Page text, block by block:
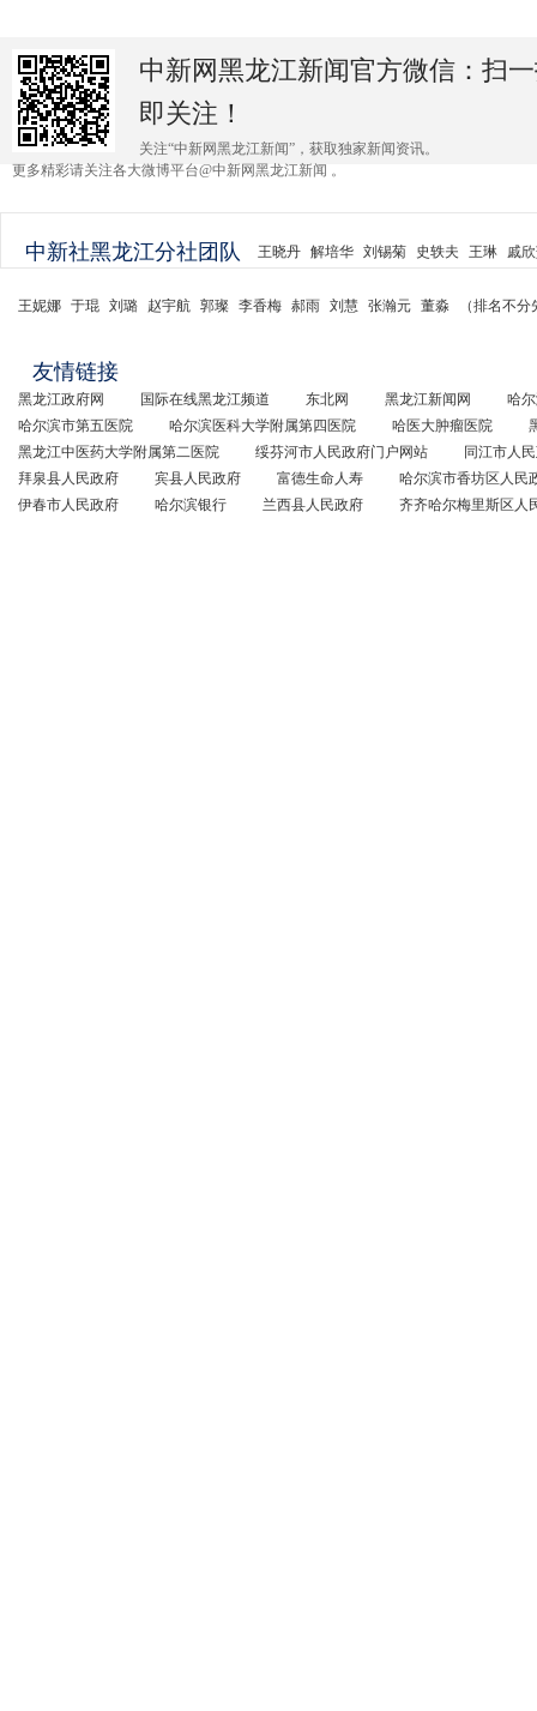
中新网黑龙江新闻官方微信：扫
即关注！
关注“中新网黑龙江新闻”，获取独家新闻资讯。
更多精彩请关注各大微博平台@中新网黑龙江新闻 。
中新社黑龙江分社团队 王晓丹 解培华 刘锡菊 史轶夫 王琳 戚
王妮娜 于琨 刘璐 赵宇航 郭璨 李香梅 郝雨 刘慧 张瀚元 董淼 （排名不
友情链接
黑龙江政府网 国际在线黑龙江频道 东北网 黑龙江新闻网
哈
哈尔滨市第五医院
哈尔滨医科大学附属第四医院 哈医大肿瘤医院
黑龙江中医药大学附属第二医院
绥芬河市人民政府门户网站
同江市人
拜泉县人民政府
宾县人民政府 富德生命人寿
哈尔滨市香坊区人民
伊春市人民政府
哈尔滨银行 兰西县人民政府 齐齐哈尔梅里斯区人